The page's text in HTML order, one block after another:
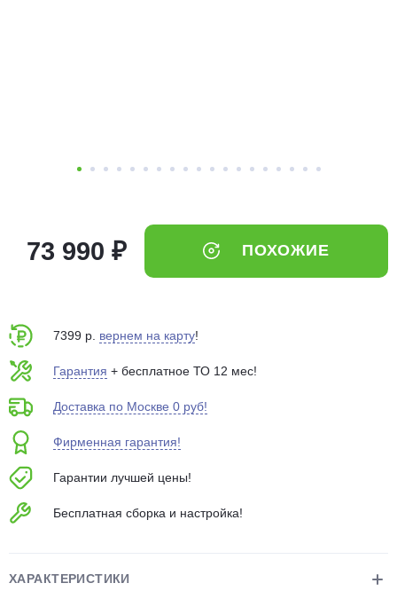
73 990 ₽ ПОХОЖИЕ
7399 р. вернем на карту!
Гарантия + бесплатное ТО 12 мес!
Доставка по Москве 0 руб!
Фирменная гарантия!
Гарантии лучшей цены!
Бесплатная сборка и настройка!
ХАРАКТЕРИСТИКИ
недели
plait.ru